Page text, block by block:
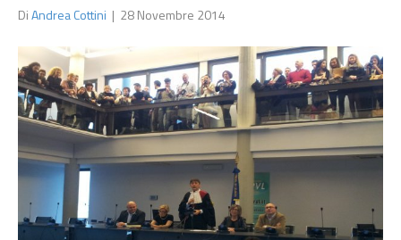
DiAndrea Cottini | 28 Novembre 2014